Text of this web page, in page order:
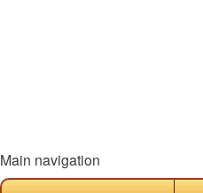
Main navigation